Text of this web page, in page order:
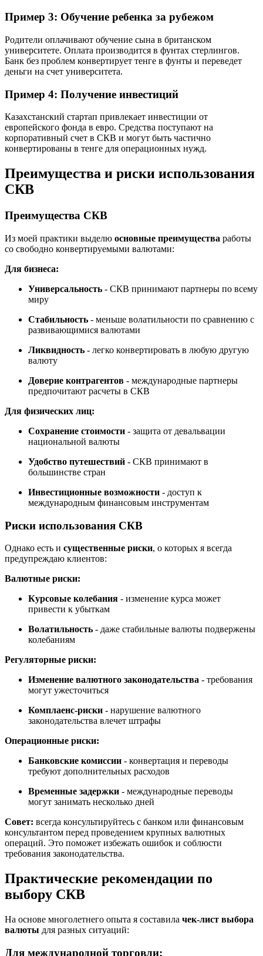
Пример 3: Обучение ребенка за рубежом
Родители оплачивают обучение сына в британском
университете. Оплата производится в фунтах стерлингов.
Банк без проблем конвертирует тенге в фунты и переведет
деньги на счет университета.
Пример 4: Получение инвестиций
Казахстанский стартап привлекает инвестиции от
европейского фонда в евро. Средства поступают на
корпоративный счет в СКВ и могут быть частично
конвертированы в тенге для операционных нужд.
Преимущества и риски использования
СКВ
Преимущества СКВ
Из моей практики выделю основные преимущества работы
со свободно конвертируемыми валютами:
Для бизнеса:
Универсальность - СКВ принимают партнеры по всему
миру
Стабильность - меньше волатильности по сравнению с
развивающимися валютами
Ликвидность - легко конвертировать в любую другую
валюту
Доверие контрагентов - международные партнеры
предпочитают расчеты в СКВ
Для физических лиц:
Сохранение стоимости - защита от девальвации
национальной валюты
Удобство путешествий - СКВ принимают в
большинстве стран
Инвестиционные возможности - доступ к
международным финансовым инструментам
Риски использования СКВ
Однако есть и существенные риски, о которых я всегда
предупреждаю клиентов:
Валютные риски:
Курсовые колебания - изменение курса может
привести к убыткам
Волатильность - даже стабильные валюты подвержены
колебаниям
Регуляторные риски:
Изменение валютного законодательства - требования
могут ужесточиться
Комплаенс-риски - нарушение валютного
законодательства влечет штрафы
Операционные риски:
Банковские комиссии - конвертация и переводы
требуют дополнительных расходов
Временные задержки - международные переводы
могут занимать несколько дней
Совет: всегда консультируйтесь с банком или финансовым
консультантом перед проведением крупных валютных
операций. Это поможет избежать ошибок и соблюсти
требования законодательства.
Практические рекомендации по
выбору СКВ
На основе многолетнего опыта я составила чек-лист выбора
валюты для разных ситуаций:
Для международной торговли: